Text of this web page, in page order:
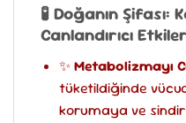
🧪 Doğanın Şifası:
Canlandırıcı
✨ Metabolizmayı
tüketildiğinde
korumaya ve